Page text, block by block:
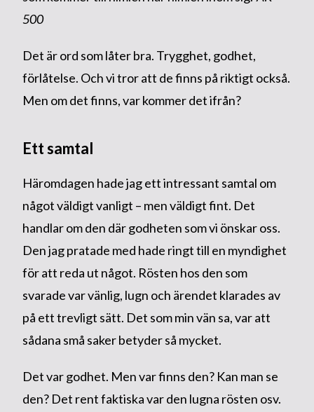
500
Det är ord som låter bra. Trygghet, godhet,
förlåtelse. Och vi tror att de finns på riktigt också.
Men om det finns, var kommer det ifrån?
Ett samtal
Häromdagen hade jag ett intressant samtal om
något väldigt vanligt – men väldigt fint. Det
handlar om den där godheten som vi önskar oss.
Den jag pratade med hade ringt till en myndighet
för att reda ut något. Rösten hos den som
svarade var vänlig, lugn och ärendet klarades av
på ett trevligt sätt. Det som min vän sa, var att
sådana små saker betyder så mycket.
Det var godhet. Men var finns den? Kan man se
den? Det rent faktiska var den lugna rösten osv.